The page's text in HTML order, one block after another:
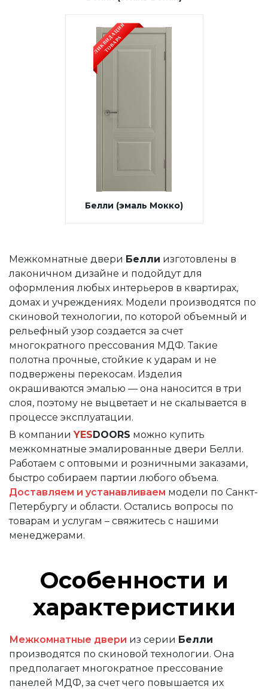
Белли (эмаль Мокко)
Межкомнатные двери Белли изготовлены в
лаконичном дизайне и подойдут для
оформления любых интерьеров в квартирах,
домах и учреждениях. Модели производятся по
скиновой технологии, по которой объемный и
рельефный узор создается за счет
многократного прессования МДФ. Такие
полотна прочные, стойкие к ударам и не
подвержены перекосам. Изделия
окрашиваются эмалью — она наносится в три
слоя, поэтому не выцветает и не скалывается в
процессе эксплуатации.
В компании YESDOORS можно купить
межкомнатные эмалированные двери Белли.
Работаем с оптовыми и розничными заказами,
быстро собираем партии любого объема.
Доставляем и устанавливаем модели по Санкт-
Петербургу и области. Остались вопросы по
товарам и услугам – свяжитесь с нашими
менеджерами.
Особенности и
характеристики
Межкомнатные двери из серии Белли
производятся по скиновой технологии. Она
предполагает многократное прессование
панелей МДФ, за счет чего повышается их